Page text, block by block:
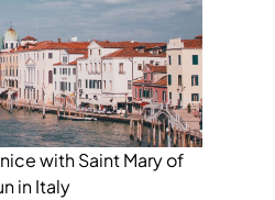
with Saint Mary of
in Italy